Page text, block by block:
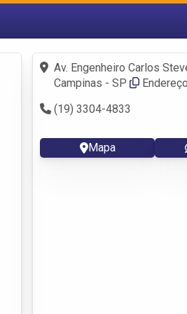
Fazer login
Criar conta
Av. Engenheiro Carlos
Campinas - SP
(19) 3304-4833
Mapa